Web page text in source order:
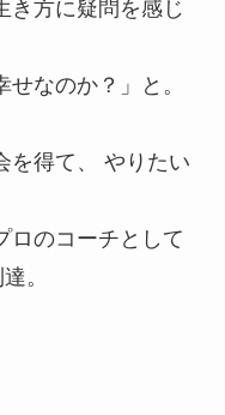
き方に疑問を感じ
せなのか？」と。
を得て、 やりたい
ロのコーチとして
。